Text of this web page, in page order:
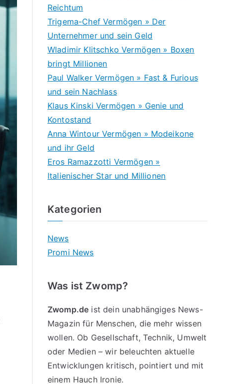
Reichtum
Trigema-Chef Vermögen » Der
Unternehmer und sein Geld
Wladimir Klitschko Vermögen » Boxen
bringt Millionen
Paul Walker Vermögen » Fast & Furious
und sein Nachlass
Klaus Kinski Vermögen » Genie und
Kontostand
Anna Wintour Vermögen » Modeikone
und ihr Geld
Eros Ramazzotti Vermögen »
Italienischer Star und Millionen
Kategorien
News
Promi News
Was ist Zwomp?
Zwomp.de ist dein unabhängiges News-
Magazin für Menschen, die mehr wissen
wollen. Ob Gesellschaft, Technik, Umwelt
oder Medien – wir beleuchten aktuelle
Entwicklungen kritisch, pointiert und mit
einem Hauch Ironie.